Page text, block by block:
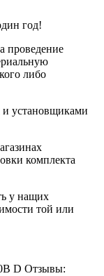
год!
проведение
либо
и установщиками
комплекта
у нащих
той или
D Отзывы: